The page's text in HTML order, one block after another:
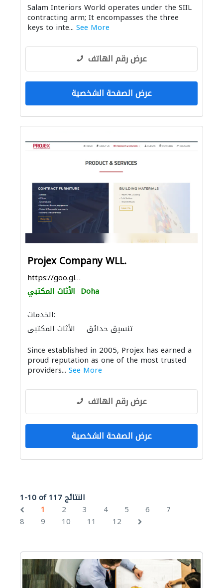
باركيه خشب أرضيات مميزة الأثاث المكتبي
أنظمة الأسقف الديكور الداخلي
Salam Interiors World operates under the SIIL
contracting arm; It encompasses the three
keys to inte... See More
عرض رقم الهاتف
عرض الصفحة الشخصية
Projex Company WLL.
https://goo.gl/maps/4VmTotqxjqewyM1w7
الأثاث المكتبي Doha
الخدمات:
الأثاث المكتبي
تنسيق حدائق
موردو مواد البناء الأثاث والمفروشات المنزلية
الحمامات والمطابخ أنظمة الأسقف
Since established in 2005, Projex has earned a
proud reputation as one of the most trusted
providers... See More
عرض رقم الهاتف
عرض الصفحة الشخصية
1-10 of 117 النتائج
1
2 3 4 5 6
7
8
9 10 11 12